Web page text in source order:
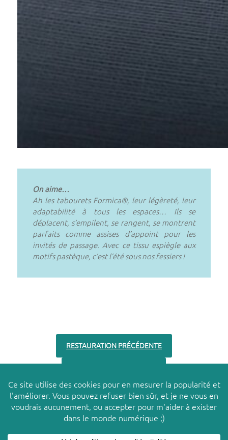
On aime…
Ah les tabourets Formica®, leur légèreté, leur
adaptabilité à tous les espaces… Ils se
déplacent, s’empilent, se rangent, se montrent
parfaits comme assises d’appoint pour les
invités de passage. Avec ce tissu espiègle aux
motifs pastèque, c’est l’été sous nos fessiers !
RESTAURATION PRÉCÉDENTE